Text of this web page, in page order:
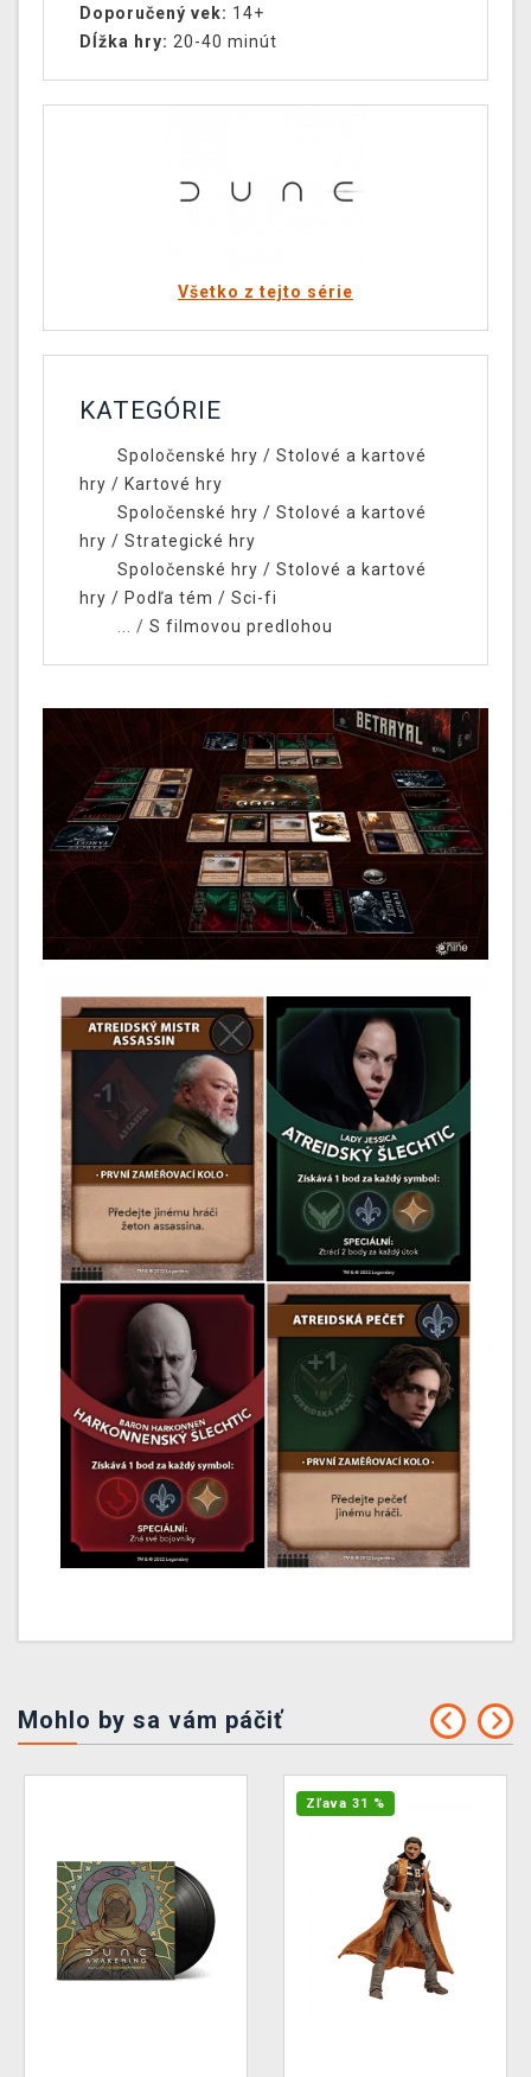
Doporučený vek: 14+
Dĺžka hry: 20-40 minút
Všetko z tejto série
KATEGÓRIE
Spoločenské hry / Stolové a kartové
hry / Kartové hry
Spoločenské hry / Stolové a kartové
hry / Strategické hry
Spoločenské hry / Stolové a kartové
hry / Podľa tém / Sci-fi
... / S filmovou predlohou
Mohlo by sa vám páčiť
Zľava 31 %